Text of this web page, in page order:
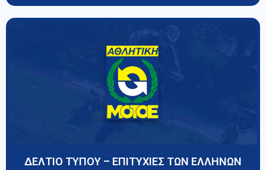
ΔΕΛΤΙΟ ΤΥΠΟΥ – ΕΠΙΤΥΧΙΕΣ ΤΩΝ ΕΛΛΗΝΩΝ